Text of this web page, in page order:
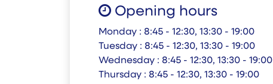
Opening hours
Monday : 8:45 - 12:30, 13:30 - 19:00
Tuesday : 8:45 - 12:30, 13:30 - 19:00
Wednesday : 8:45 - 12:30, 13:30 - 19:00
Thursday : 8:45 - 12:30, 13:30 - 19:00